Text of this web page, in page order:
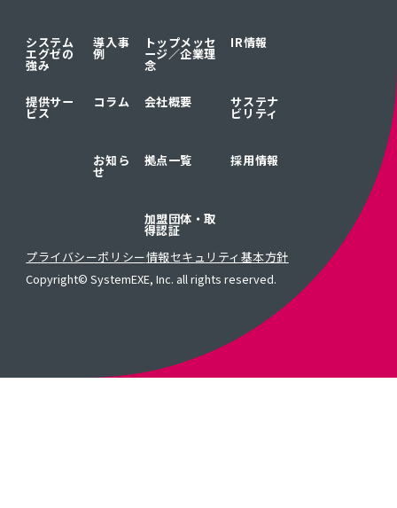
システム
エグゼの
強み
提供サー
ビス
導入事
例
コラム
お知ら
せ
トップメッセ
ージ／企業理
念
会社概要
拠点一覧
加盟団体・取
得認証
IR情報
サステナ
ビリティ
採用情報
プライバシーポリシー情報セキュリティ基本方針
Copyright© SystemEXE, Inc. all rights reserved.